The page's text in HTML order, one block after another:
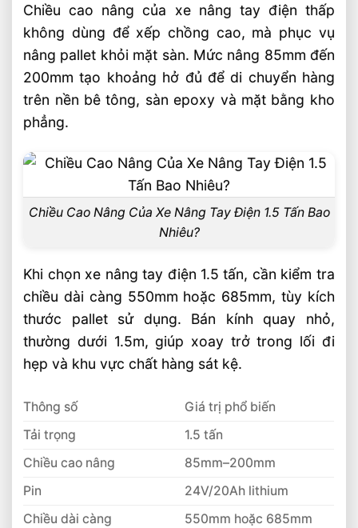
Xe Nâng Dầu 5 Tấn Có Phù Hợp Cho Nhà
Máy Sản Xuất Không?
Xe Nâng Dầu 5 Tấn Dùng Trong Ngành
Thép Có Hiệu Quả Không?
Xe Nâng Dầu 3 Tấn Có Thể Làm Việc Liên
Xe Nâng Dầu 3 Tấn Nâng Cao 6 Mét Có
Phổ Biến Hiện Nay?
Xe Nâng Dầu 3 Tấn Nâng Cao 4.5 Mét
Nên Chọn Loại Nào?
Xe Nâng Lithium Tải Trọng Nào Phù Hợp
So Sánh Hiệu Suất Nâng Xe Nâng Lithium
Theo Từng Tải Trọng
Xe Nâng Lithium 2 Tấn Và 3 Tấn Khác
Nhau Thế Nào
Chiều cao nâng của xe nâng tay điện thấp
không dùng để xếp chồng cao, mà phục vụ
nâng pallet khỏi mặt sàn. Mức nâng 85mm đến
200mm tạo khoảng hở đủ để di chuyển hàng
trên nền bê tông, sàn epoxy và mặt bằng kho
phẳng.
Chiều Cao Nâng Của Xe Nâng Tay Điện 1.5 Tấn Bao
Nhiêu?
Khi chọn xe nâng tay điện 1.5 tấn, cần kiểm tra
chiều dài càng 550mm hoặc 685mm, tùy kích
thước pallet sử dụng. Bán kính quay nhỏ,
thường dưới 1.5m, giúp xoay trở trong lối đi
hẹp và khu vực chất hàng sát kệ.
Thông số
Giá trị phổ biến
Tải trọng
1.5 tấn
Chiều cao nâng
85mm–200mm
Pin
24V/20Ah lithium
Chiều dài càng
550mm hoặc 685mm